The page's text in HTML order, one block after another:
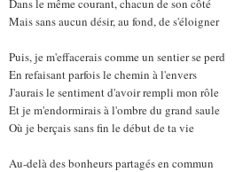
Dans le même courant, chacun de son côté
Mais sans aucun désir, au fond, de s'éloigner
Puis, je m'effacerais comme un sentier se perd
En refaisant parfois le chemin à l'envers
J'aurais le sentiment d'avoir rempli mon rôle
Et je m'endormirais à l'ombre du grand saule
Où je berçais sans fin le début de ta vie
Au-delà des bonheurs partagés en commun